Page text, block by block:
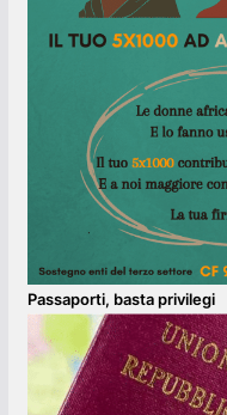
Passaporti, basta privilegi